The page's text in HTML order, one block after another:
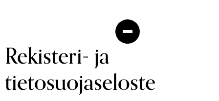
Rekisteri- ja
tietosuojaseloste